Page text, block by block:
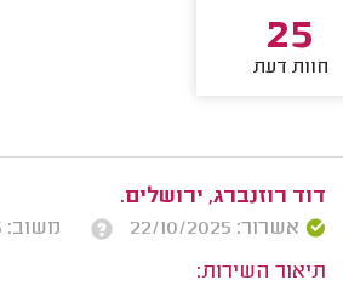
25
חוות דעת
דוד רוזנברג, ירושלים.
אשרור: 22/10/2025
משוב: 21/09/2025
תיאור השירות: